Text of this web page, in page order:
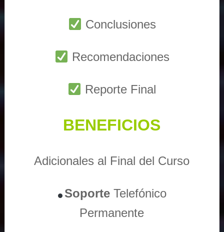
Conclusiones
Recomendaciones
Reporte Final
BENEFICIOS
Adicionales al Final del Curso
Soporte Telefónico
Permanente